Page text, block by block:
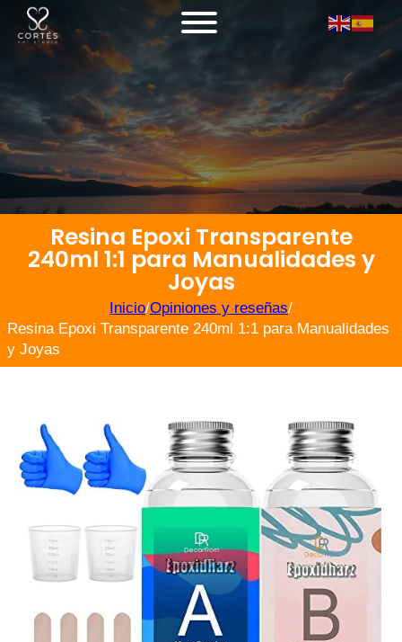
Resina Epoxi Transparente
240ml 1:1 para Manualidades y
Joyas
Inicio/Opiniones y reseñas/
Resina Epoxi Transparente 240ml 1:1 para Manualidades
y Joyas